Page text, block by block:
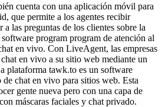
cuenta con una aplicación móvil para
que permite a los agentes recibir
las preguntas de los clientes sobre la
program program de atención al
en vivo. Con LiveAgent, las empresas
en vivo a su sitio web mediante un
plataforma tawk.to es un software
chat en vivo para sitios web. Esta
gente nueva pero con una capa de
máscaras faciales y chat privado.